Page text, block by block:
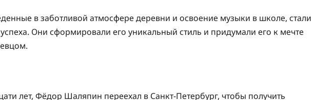
в заботливой атмосфере деревни и освоение музыки в школе, стали
Они сформировали его уникальный стиль и придумали его к мечте
лет, Фёдор Шаляпин переехал в Санкт-Петербург, чтобы получить